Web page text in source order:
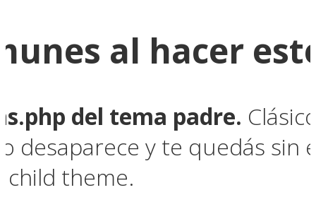
al hacer
del tema padre.
desaparece y te quedás
child theme.